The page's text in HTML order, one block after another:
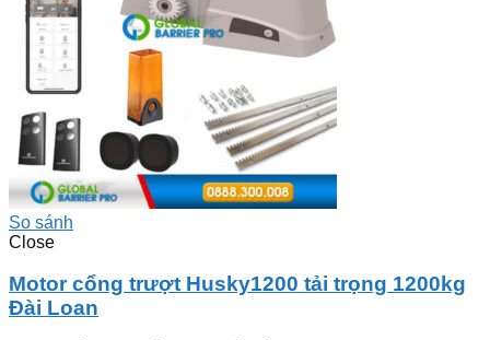
So sánh
Close
Motor cổng trượt Husky1200 tải trọng 1200kg
Đài Loan